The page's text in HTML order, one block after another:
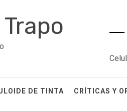
DE TINTA CRÍTICAS Y